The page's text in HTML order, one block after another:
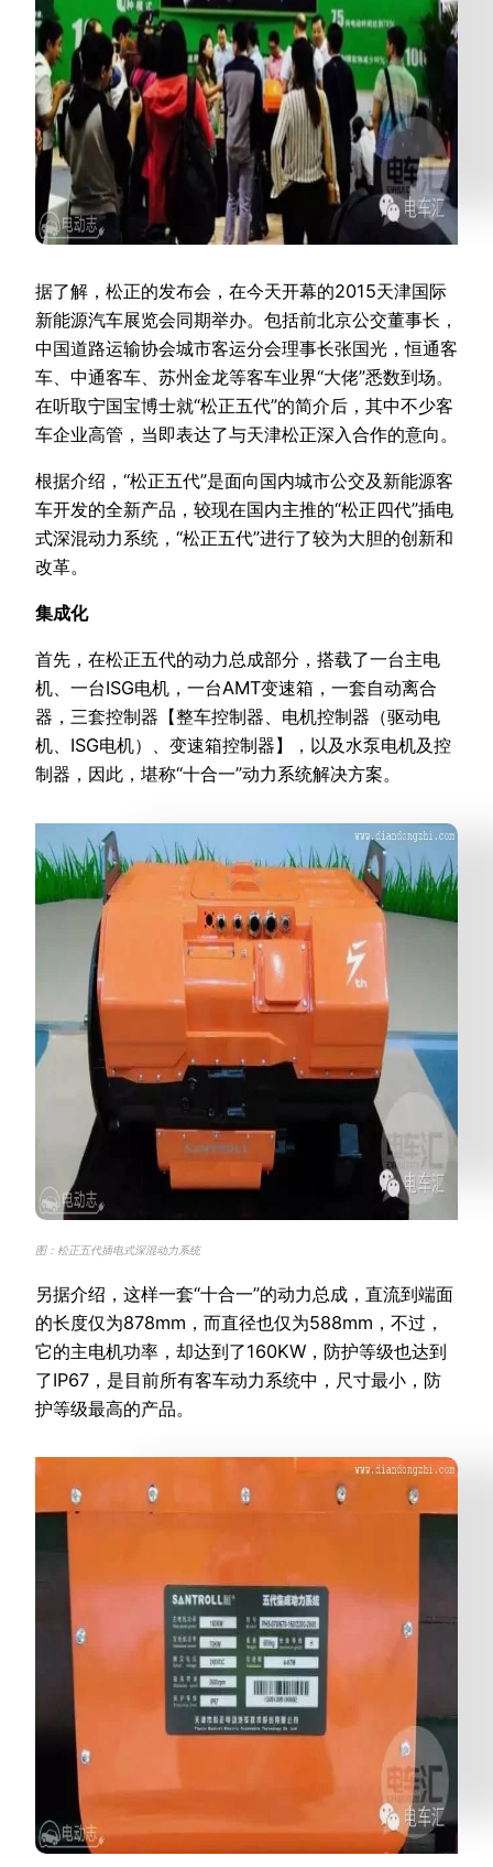
据了解，松正的发布会，在今天开幕的2015天津国际
新能源汽车展览会同期举办。包括前北京公交董事长，
中国道路运输协会城市客运分会理事长张国光，恒通客
车、中通客车、苏州金龙等客车业界“大佬”悉数到场。
在听取宁国宝博士就“松正五代”的简介后，其中不少客
车企业高管，当即表达了与天津松正深入合作的意向。
根据介绍，“松正五代”是面向国内城市公交及新能源客
车开发的全新产品，较现在国内主推的“松正四代”插电
式深混动力系统，“松正五代”进行了较为大胆的创新和
改革。
集成化
首先，在松正五代的动力总成部分，搭载了一台主电
机、一台ISG电机，一台AMT变速箱，一套自动离合
器，三套控制器【整车控制器、电机控制器（驱动电
机、ISG电机）、变速箱控制器】，以及水泵电机及控
制器，因此，堪称“十合一”动力系统解决方案。
图：松正五代插电式深混动力系统
另据介绍，这样一套“十合一”的动力总成，直流到端面
的长度仅为878mm，而直径也仅为588mm，不过，
它的主电机功率，却达到了160KW，防护等级也达到
了IP67，是目前所有客车动力系统中，尺寸最小，防
护等级最高的产品。